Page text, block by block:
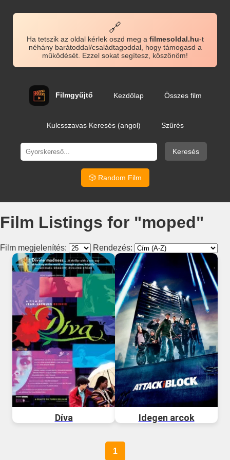
🔗
Ha tetszik az oldal kérlek oszd meg a filmesoldal.hu-t
néhány barátoddal/családtagoddal, hogy támogasd a
működését. Ezzel sokat segítesz, köszönöm!
Filmgyűjtő Kezdőlap Összes film
Kulcsszavas Keresés (angol) Szűrés
Keresés
🎲 Random Film
Film Listings for "moped"
Film megjelenítés: Rendezés:
Díva Idegen arcok
1